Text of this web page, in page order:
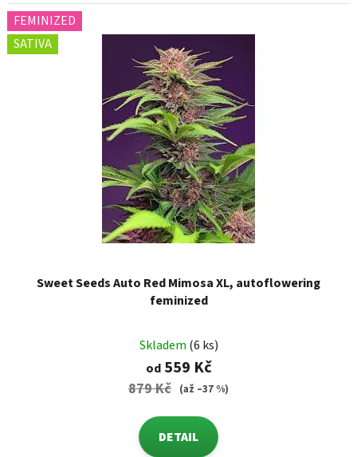
FEMINIZED
SATIVA
Sweet Seeds Auto Red Mimosa XL, autoflowering
feminized
Skladem (6 ks)
od559 Kč
879 Kč (až –37 %)
DETAIL